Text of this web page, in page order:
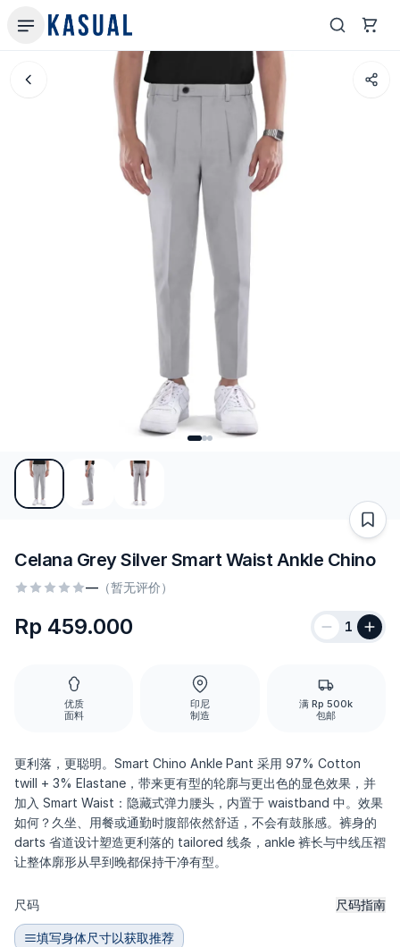
Celana Grey Silver Smart Waist Ankle Chino
— （暂无评价）
Rp 459.000 1
优质
面料
印尼
制造
满 Rp 500k
包邮
更利落，更聪明。Smart Chino Ankle Pant 采用 97% Cotton
twill + 3% Elastane，带来更有型的轮廓与更出色的显色效果，并
加入 Smart Waist：隐藏式弹力腰头，内置于 waistband 中。效果
如何？久坐、用餐或通勤时腹部依然舒适，不会有鼓胀感。裤身的
darts 省道设计塑造更利落的 tailored 线条，ankle 裤长与中线压褶
让整体廓形从早到晚都保持干净有型。
尺码 尺码指南
填写身体尺寸以获取推荐